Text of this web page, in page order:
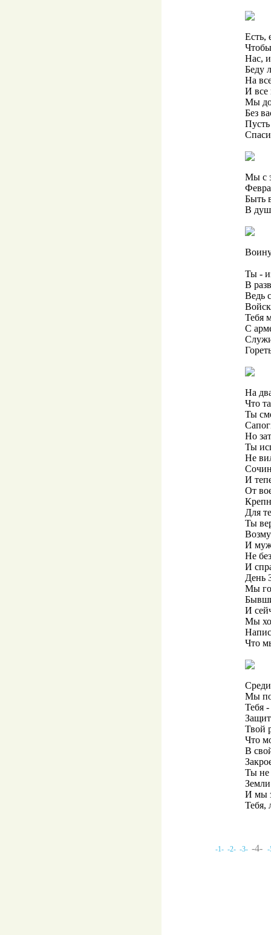
Есть,
Нас,
Беду
На
И все
Мы
Без
Мы с
Быть
В
Ты -
В
Ведь
Тебя
С
На
Что
Ты
Но
Ты
Не
И
От
Для
Ты
И
Не
И
День
Мы
И
Мы
Что
Мы
Тебя
Твой
Что
В
Ты не
И мы
Тебя,
-1- -2- -3- -4-